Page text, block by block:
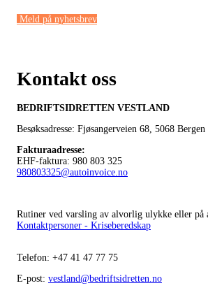
Meld på nyhetsbrev
Kontakt oss
BEDRIFTSIDRETTEN VESTLAND
Besøksadresse: Fjøsangerveien 68, 5068 Bergen
Fakturaadresse:
EHF-faktura: 980 803 325
980803325@autoinvoice.no
Rutiner ved varsling av alvorlig ulykke eller på
Kontaktpersoner - Kriseberedskap
Telefon: +47 41 47 77 75
E-post: vestland@bedriftsidretten.no